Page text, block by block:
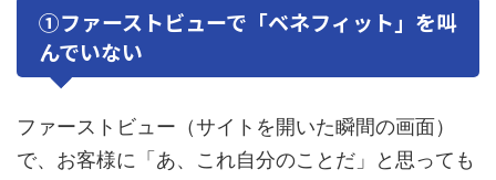
①ファーストビューで「ベネフィット」を叫
んでいない
ファーストビュー（サイトを開いた瞬間の画面）
で、お客様に「あ、これ自分のことだ」と思っても